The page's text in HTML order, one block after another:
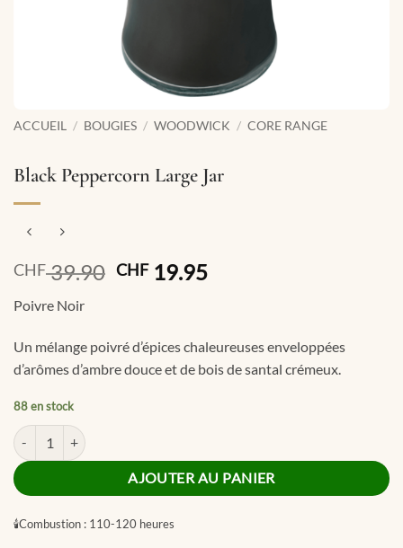
ACCUEIL / BOUGIES / WOODWICK / CORE RANGE
Black Peppercorn Large Jar
CHF39.90 Le
était :
CHF 39.90.
CHF19.95Le
est :
CHF 19.95.
Poivre Noir
Un mélange poivré d’épices chaleureuses enveloppées
d’arômes d’ambre douce et de bois de santal crémeux.
88 en stock
quantité de Black Peppercorn Large Jar
AJOUTER AU PANIER
🕯Combustion : 110-120 heures